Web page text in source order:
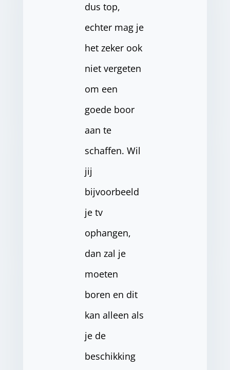
dus top,
echter mag je
het zeker ook
niet vergeten
om een
goede boor
aan te
schaffen. Wil
jij
bijvoorbeeld
je tv
ophangen,
dan zal je
moeten
boren en dit
kan alleen als
je de
beschikking